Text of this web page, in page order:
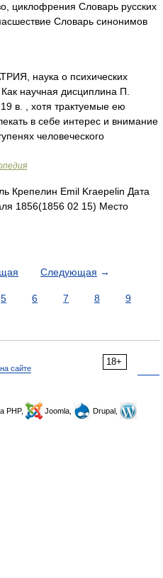
циклофрения Словарь русских
Словарь синонимов
наука о психических
научная дисциплина П.
в. , хотя трактуемые ею
в себе интерес и внимание
человеческого
Крепелин Emil Kraepelin Дата
1856(1856 02 15) Место
Следующая →
5 6 7 8
9
18+
сайте
PHP, Joomla,
Drupal,